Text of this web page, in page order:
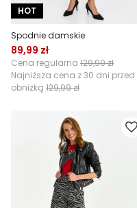
HOT
Spodnie damskie
89,99 zł
Cena regularna 129,99 zł
Najniższa cena z 30 dni przed
obniżką 129,99 zł